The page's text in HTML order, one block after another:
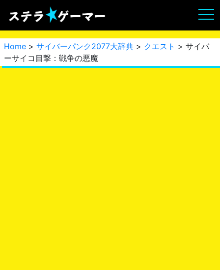
Home > サイバーパンク2077大辞典 > クエスト > サイバ
ーサイコ目撃：戦争の悪魔